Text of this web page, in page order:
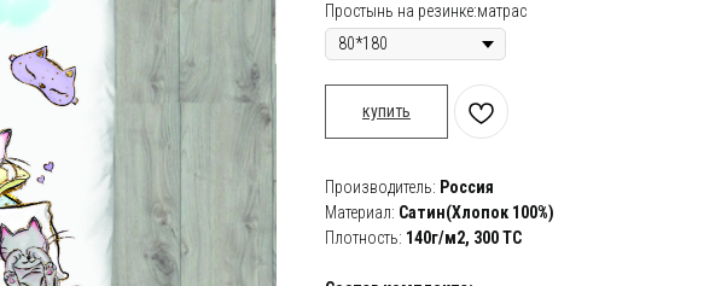
Простынь на резинке:матрас
купить
Производитель: Россия
Материал: Сатин(Хлопок 100%)
Плотность: 140г/м2, 300 ТС